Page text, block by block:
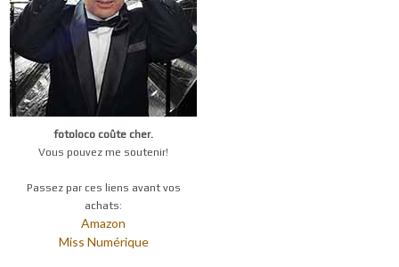
fotoloco coûte cher.
Vous pouvez me soutenir!
Passez par ces liens avant vos
achats:
Amazon
Miss Numérique